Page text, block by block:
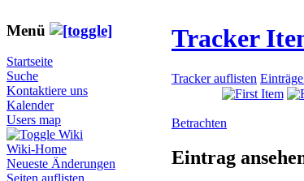
Menü
Startseite
Suche
Kontaktiere uns
Kalender
Users map
Wiki
Wiki-Home
Neueste Änderungen
Tracker
Tracker auflisten
Betrachten
Eintrag